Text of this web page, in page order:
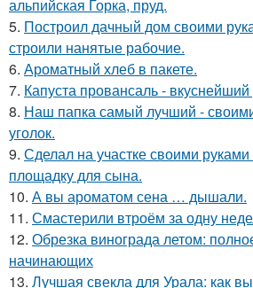
альпийская Горка, пруд.
5. Построил дачный дом своими
строили нанятые рабочие.
6. Ароматный хлеб в пакете.
7. Капуста провансаль - вкуснейший
8. Наш папка самый лучший -
уголок.
9. Сделал на участке своими
площадку для сына.
10. А вы ароматом сена … дышали.
11. Смастерили втроём за одну
12. Обрезка винограда летом:
начинающих
13. Лучшая свекла для Урала: как